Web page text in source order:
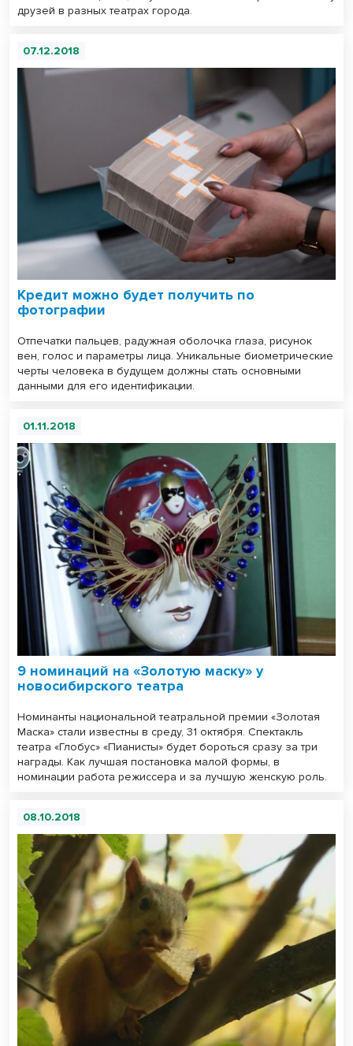
друзей в разных театрах города.
07.12.2018
Кредит можно будет получить по
фотографии
Отпечатки пальцев, радужная оболочка глаза, рисунок
вен, голос и параметры лица. Уникальные биометрические
черты человека в будущем должны стать основными
данными для его идентификации.
01.11.2018
9 номинаций на «Золотую маску» у
новосибирского театра
Номинанты национальной театральной премии «Золотая
Маска» стали известны в среду, 31 октября. Спектакль
театра «Глобус» «Пианисты» будет бороться сразу за три
награды. Как лучшая постановка малой формы, в
номинации работа режиссера и за лучшую женскую роль.
08.10.2018